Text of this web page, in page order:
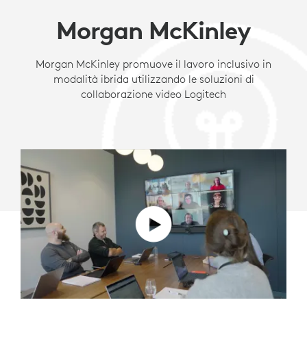
LAVORO
IBRIDO
CON
LOGITECH
Morgan McKinley
Morgan McKinley promuove il lavoro inclusivo in
modalità ibrida utilizzando le soluzioni di
collaborazione video Logitech